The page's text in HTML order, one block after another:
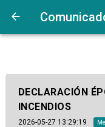
DECLARACIÓN
INCENDIOS
2026-05-27 13:29:19